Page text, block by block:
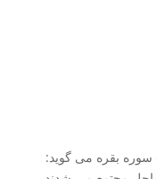
سوره بقره می گوید: